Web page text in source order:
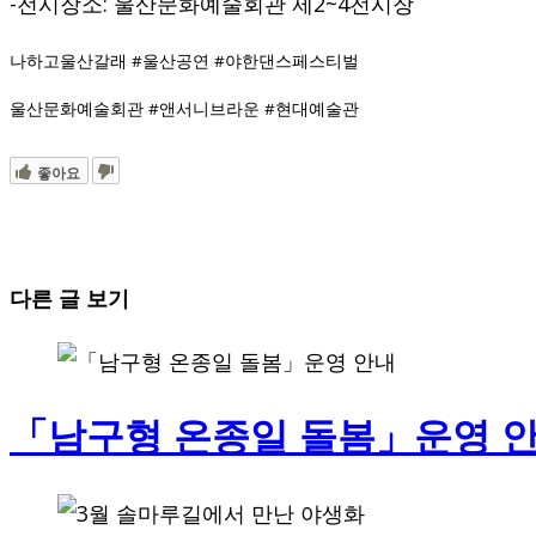
나하고울산갈래 #울산공연 #야한댄스페스티벌
울산문화예술회관 #앤서니브라운 #현대예술관
좋아요
다른 글 보기
「남구형 온종일 돌봄」운영